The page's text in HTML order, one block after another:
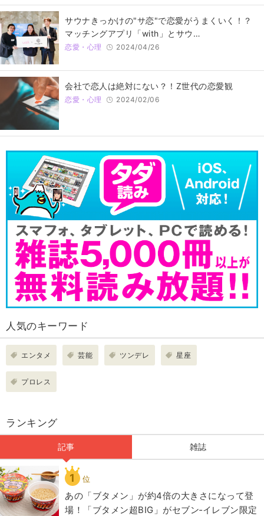
サウナきっかけの"サ恋"で恋愛がうまくいく！？
マッチングアプリ「with」とサウ…
恋愛・心理 2024/04/26
会社で恋人は絶対にない？！Z世代の恋愛観
恋愛・心理 2024/02/06
人気のキーワード
エンタメ 芸能 ツンデレ 星座
プロレス
ランキング
記事 雑誌
1 位
あの「ブタメン」が約4倍の大きさになって登
場！「ブタメン超BIG」がセブン‐イレブン限定